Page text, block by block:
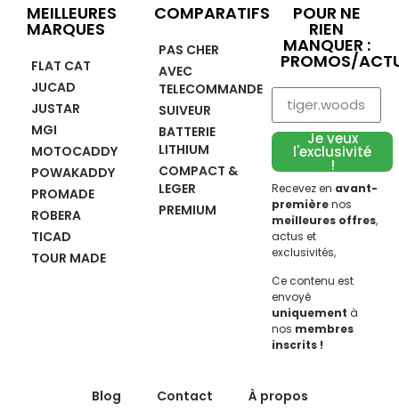
MEILLEURES
MARQUES
FLAT CAT
JUCAD
JUSTAR
MGI
MOTOCADDY
POWAKADDY
PROMADE
ROBERA
TICAD
TOUR MADE
COMPARATIFS
PAS CHER
AVEC
TELECOMMANDE
SUIVEUR
BATTERIE
LITHIUM
COMPACT &
LEGER
PREMIUM
POUR NE
RIEN
MANQUER :
PROMOS/
Je veux
l'exclusivité
!
Recevez en avant-
premièrenos
meilleures offres,
actus et
exclusivités,
Ce contenu est
envoyé
uniquement à
nos membres
inscrits !
Blog Contact À propos